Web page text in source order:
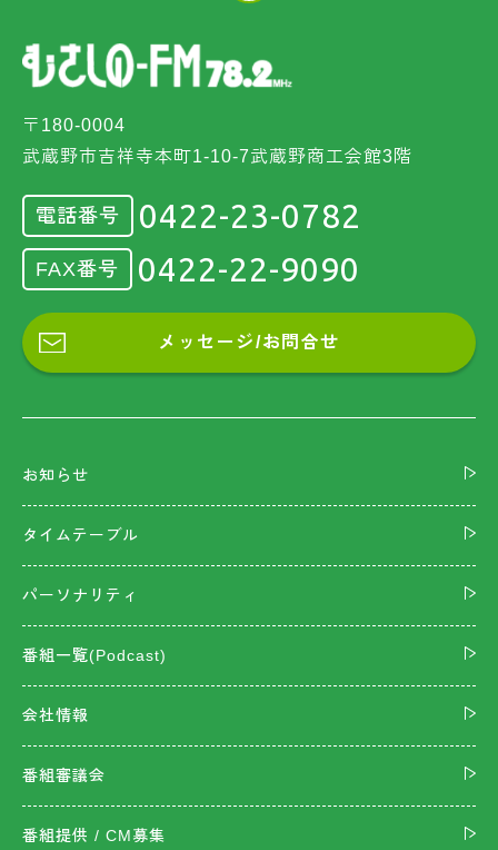
〒180-0004
武蔵野市吉祥寺本町1-10-7武蔵野商工会館3階
電話番号 0422-23-0782
FAX番号 0422-22-9090
メッセージ/お問合せ
お知らせ
タイムテーブル
パーソナリティ
番組一覧(Podcast)
会社情報
番組審議会
番組提供 / CM募集